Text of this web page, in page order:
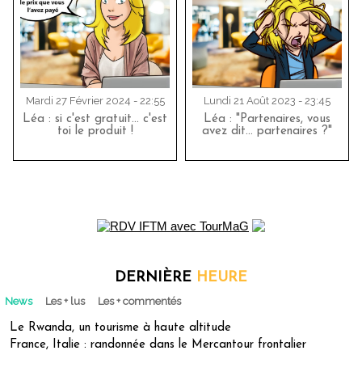
Mardi 27 Février 2024 - 22:55
Léa : si c'est gratuit... c'est
toi le produit !
Lundi 21 Août 2023 - 23:45
Léa : "Partenaires, vous
avez dit... partenaires ?"
DERNIÈRE HEURE
News Les + lus Les + commentés
Le Rwanda, un tourisme à haute altitude
France, Italie : randonnée dans le Mercantour frontalier